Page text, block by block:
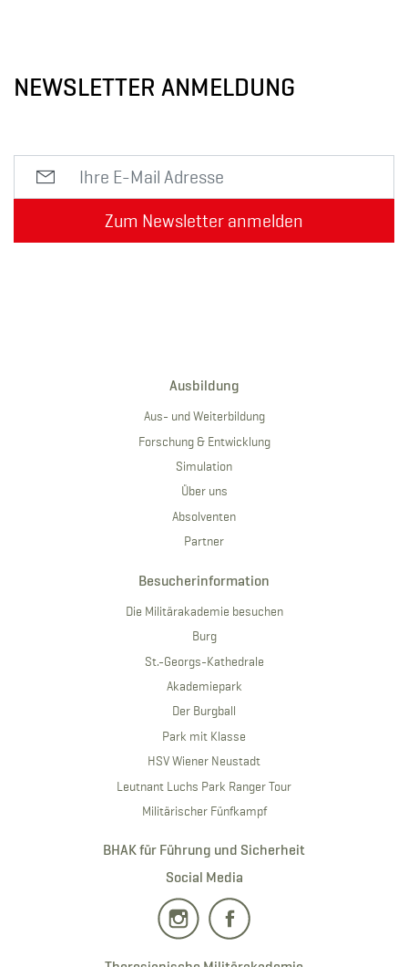
NEWSLETTER ANMELDUNG
Zum Newsletter anmelden
Ausbildung
Aus- und Weiterbildung
Forschung & Entwicklung
Simulation
Über uns
Absolventen
Partner
Besucherinformation
Die Militärakademie besuchen
Burg
St.-Georgs-Kathedrale
Akademiepark
Der Burgball
Park mit Klasse
HSV Wiener Neustadt
Leutnant Luchs Park Ranger Tour
Militärischer Fünfkampf
BHAK für Führung und Sicherheit
Social Media